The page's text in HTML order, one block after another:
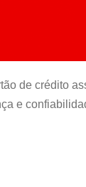
de crédito
e